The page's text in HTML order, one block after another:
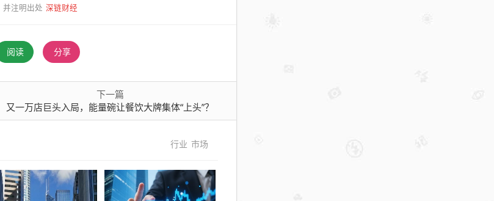
并注明出处 深链财经
阅读 分享
下一篇
又一万店巨头入局，能量碗让餐饮大牌集体“上头”？
行业 市场